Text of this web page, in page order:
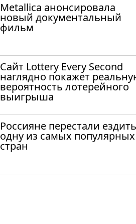
Metallica анонсировала
новый документальный
фильм
Сайт Lottery Every Second
наглядно покажет
вероятность лотерейного
выигрыша
Россияне перестали
одну из самых популярных
стран